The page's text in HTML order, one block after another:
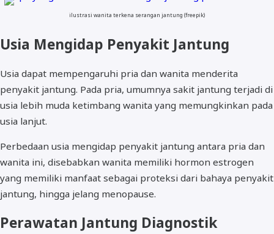
ilustrasi wanita terkena serangan jantung (freepik)
Usia Mengidap Penyakit Jantung
Usia dapat mempengaruhi pria dan wanita menderita
penyakit jantung. Pada pria, umumnya sakit jantung terjadi di
usia lebih muda ketimbang wanita yang memungkinkan pada
usia lanjut.
Perbedaan usia mengidap penyakit jantung antara pria dan
wanita ini, disebabkan wanita memiliki hormon estrogen
yang memiliki manfaat sebagai proteksi dari bahaya penyakit
jantung, hingga jelang menopause.
Perawatan Jantung Diagnostik